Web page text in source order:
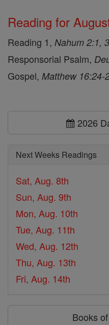
Reading for
Reading 1, Nahum 2:1,
Responsorial Psalm,
Gospel, Matthew 16:24-
2026
Next Weeks Readings
Sat, Aug. 8th
Sun, Aug. 9th
Mon, Aug. 10th
Tue, Aug. 11th
Wed, Aug. 12th
Thu, Aug. 13th
Fri, Aug. 14th
Books